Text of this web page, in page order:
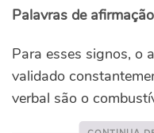
Palavras de
Para esses signos, o
validado
verbal são o